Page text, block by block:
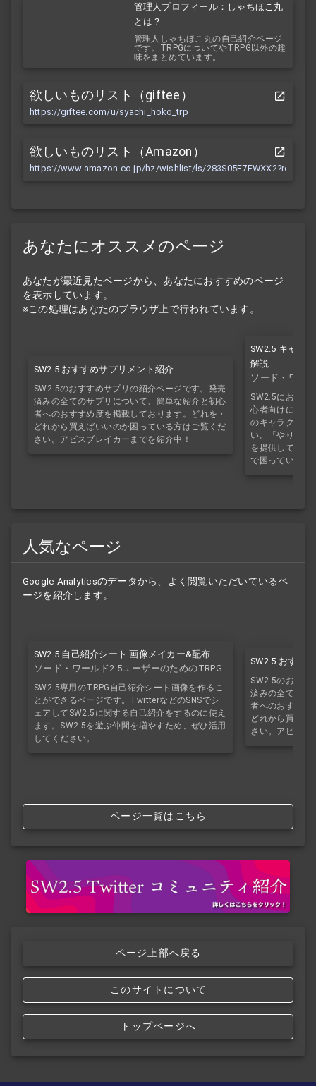
管理人プロフィール：しゃちほこ丸
とは？
管理人しゃちほこ丸の自己紹介ページ
です。TRPGについてやTRPG以外の趣
味をまとめています。
欲しいものリスト（giftee）
https://giftee.com/u/syachi_hoko_trp
欲しいものリスト（Amazon）
https://www.amazon.co.jp/hz/wishlist/ls/
あなたにオススメのページ
あなたが最近見たページから、あなたにおすすめのページ
を表示しています。
※この処理はあなたのブラウザ上で行われています。
SW2.5 おすすめサプリメント紹介
SW2.5のおすすめサプリの紹介ページです。発売
済みの全てのサプリについて、簡単な紹介と初心
者へのおすすめ度を掲載しております。どれを・
どれから買えばいいのか困っている方はご覧くだ
さい。アビスブレイカーまでを紹介中！
SW2.5 キャラ
解説
ソード・ワー
SW2.5における
心者向けにわか
のキャラクター
い。「やりたい
を提供していき
で困っている方
人気なページ
Google Analyticsのデータから、よく閲覧いただいているペ
ージを紹介します。
SW2.5 自己紹介シート 画像メイカー&配布
ソード・ワールド2.5ユーザーのためのTRPG
自己紹介シート
SW2.5専用のTRPG自己紹介シート画像を作るこ
とができるページです。TwitterなどのSNSでシ
ェアしてSW2.5に関する自己紹介をするのに使え
ます。SW2.5を遊ぶ仲間を増やすため、ぜひ活用
してください。
SW2.5 おすす
SW2.5のおすす
済みの全てのサ
者へのおすすめ
どれから買えば
さい。アビスブ
ページ一覧はこちら
ページ上部へ戻る
このサイトについて
トップページへ